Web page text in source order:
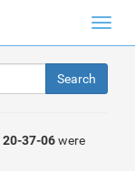
20-37-06were